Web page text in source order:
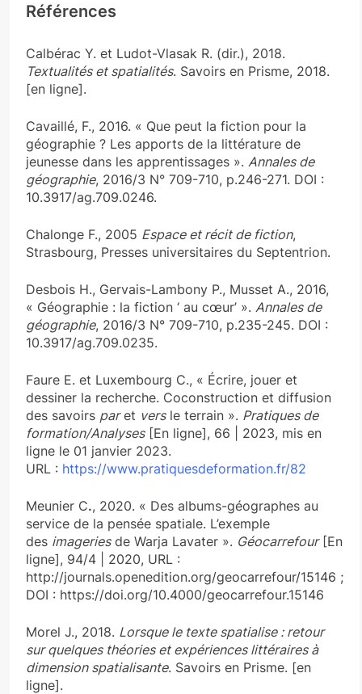
Références
Calbérac Y. et Ludot-Vlasak R. (dir.), 2018.
Textualités et spatialités. Savoirs en Prisme, 2018.
[en ligne].
Cavaillé, F., 2016. « Que peut la fiction pour la
géographie ? Les apports de la littérature de
jeunesse dans les apprentissages ». Annales de
géographie, 2016/3 N° 709-710, p.246-271. DOI :
10.3917/ag.709.0246.
Chalonge F., 2005 Espace et récit de fiction,
Strasbourg, Presses universitaires du Septentrion.
Desbois H., Gervais-Lambony P., Musset A., 2016,
« Géographie : la fiction ‘ au cœur’ ». Annales de
géographie, 2016/3 N° 709-710, p.235-245. DOI :
10.3917/ag.709.0235.
Faure E. et Luxembourg C., « Écrire, jouer et
dessiner la recherche. Coconstruction et diffusion
des savoirs paret versle terrain ». Pratiques de
formation/Analyses[En ligne], 66 | 2023, mis en
ligne le 01 janvier 2023.
URL : https://www.pratiquesdeformation.fr/82
Meunier C., 2020. « Des albums-géographes au
service de la pensée spatiale. L’exemple
des imageriesde Warja Lavater ». Géocarrefour[En
ligne], 94/4 | 2020, URL :
http://journals.openedition.org/geocarrefour/15146 ;
DOI : https://doi.org/10.4000/geocarrefour.15146
Morel J., 2018. Lorsque le texte spatialise : retour
sur quelques théories et expériences littéraires à
dimension spatialisante. Savoirs en Prisme. [en
ligne].